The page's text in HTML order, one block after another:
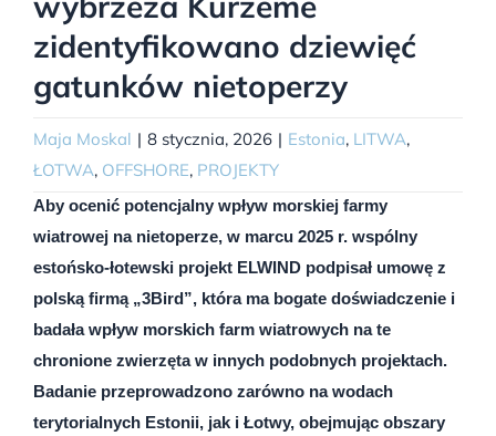
zidentyfikowano dziewięć
gatunków nietoperzy
Maja Moskal | 8 stycznia, 2026 | Estonia, LITWA,
ŁOTWA, OFFSHORE, PROJEKTY
Aby ocenić potencjalny wpływ morskiej farmy
wiatrowej na nietoperze, w marcu 2025 r. wspólny
estońsko-łotewski projekt ELWIND podpisał umowę z
polską firmą „3Bird”, która ma bogate doświadczenie i
badała wpływ morskich farm wiatrowych na te
chronione zwierzęta w innych podobnych projektach.
Badanie przeprowadzono zarówno na wodach
terytorialnych Estonii, jak i Łotwy, obejmując obszary